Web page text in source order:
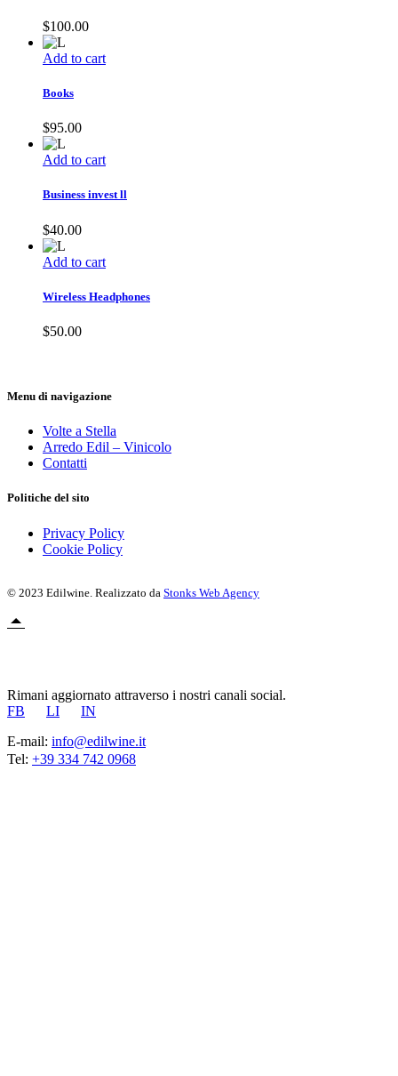
$100.00
Add to cart
Books
$95.00
Add to cart
Business invest ll
$40.00
Add to cart
Wireless Headphones
$50.00
Menu di navigazione
Volte a Stella
Arredo Edil – Vinicolo
Contatti
Politiche del sito
Privacy Policy
Cookie Policy
© 2023 Edilwine. Realizzato da Stonks Web Agency
Rimani aggiornato attraverso i nostri canali social.
FB
LI
IN
E-mail: info@edilwine.it
Tel: +39 334 742 0968